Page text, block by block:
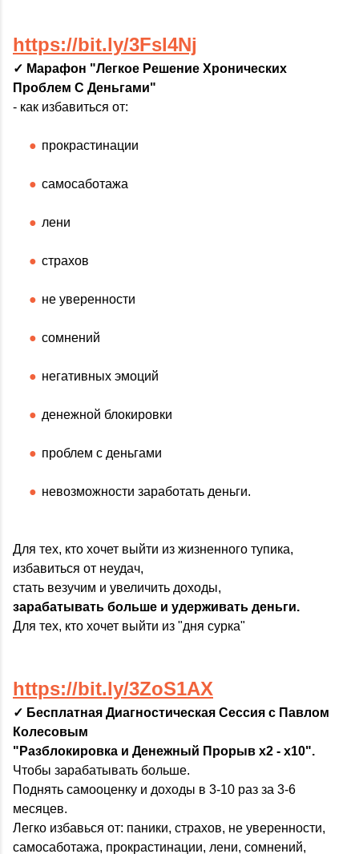
https://bit.ly/3Fsl4Nj
✓ Марафон "Легкое Решение Хронических
Проблем С Деньгами"
- как избавиться от:
прокрастинации
самосаботажа
лени
страхов
не уверенности
сомнений
негативных эмоций
денежной блокировки
проблем с деньгами
невозможности заработать деньги.
Для тех, кто хочет выйти из жизненного тупика,
избавиться от неудач,
стать везучим и увеличить доходы,
зарабатывать больше и удерживать деньги.
Для тех, кто хочет выйти из "дня сурка"
https://bit.ly/3ZoS1AX
✓ Бесплатная Диагностическая Сессия с Павлом
Колесовым
"Разблокировка и Денежный Прорыв x2 - x10".
Чтобы зарабатывать больше.
Поднять самооценку и доходы в 3-10 раз за 3-6
месяцев.
Легко избавься от: паники, страхов, не уверенности,
самосаботажа, прокрастинации, лени, сомнений,